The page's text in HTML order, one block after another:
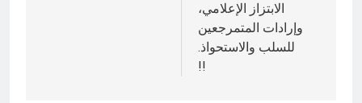
الابتزاز الإعلامي،
وإرادات المتمرجعين
للسلب والاستحواذ.
!!